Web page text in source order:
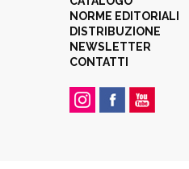
NORME EDITORIALI
DISTRIBUZIONE
NEWSLETTER
CONTATTI